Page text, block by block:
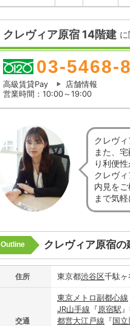
クレヴィア原宿 14階建
03-5468-
高級賃貸Pay
店舗情報
営業時間：10:00～19:00
クレヴ
また、
り利便
クレヴ
内見を
まで気
Outline クレヴィア原宿の
住所 東京都渋谷区千駄
交通
東京メトロ副都心線
JR山手線 『原宿駅
都営大江戸線 『国